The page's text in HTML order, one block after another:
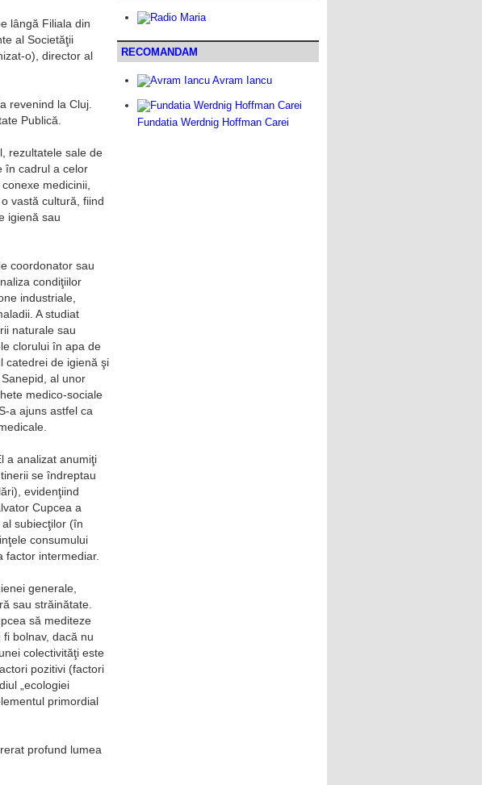
lângă Filiala din
al Societăţii
o), director al
revenind la Cluj.
Publică.
rezultatele sale de
în cadrul a celor
medicinii,
vastă cultură, fiind
igienă sau
coordonator sau
condiţiilor
industriale,
A studiat
naturale sau
clorului în apa de
catedrei de igienă şi
al unor
medico-sociale
a ajuns astfel ca
a analizat anumiţi
se îndreptau
evidenţiind
Cupcea a
subiecţilor (în
consumului
factor intermediar.
generale,
sau străinătate.
să mediteze
bolnav, dacă nu
colectivităţi este
pozitivi (factori
„ecologiei
primordial
profund lumea
RECOMANDAM
Avram Iancu
Fundatia Werdnig Hoffman Carei